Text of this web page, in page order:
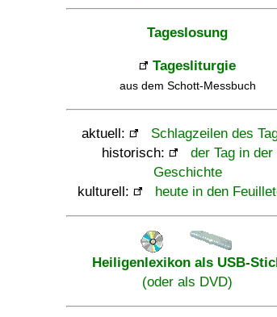
Tageslosung
Tagesliturgie
aus dem Schott-Messbuch
aktuell:
Schlagzeilen des
historisch:
der Tag in der
Geschichte
kulturell:
heute in den
Heiligenlexikon als USB-
(oder als DVD)